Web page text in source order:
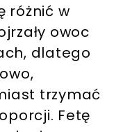
różnić w
owoc
dlatego
trzymać
Fetę